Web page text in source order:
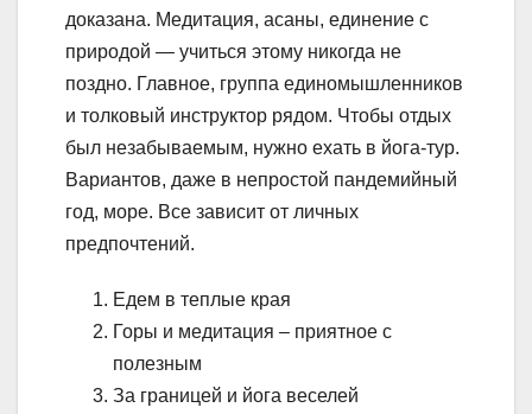
доказана. Медитация, асаны, единение с
природой — учиться этому никогда не
поздно. Главное, группа единомышленников
и толковый инструктор рядом. Чтобы отдых
был незабываемым, нужно ехать в йога-тур.
Вариантов, даже в непростой пандемийный
год, море. Все зависит от личных
предпочтений.
Едем в теплые края
Горы и медитация – приятное с
полезным
За границей и йога веселей